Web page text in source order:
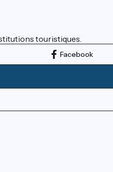
touristiques.
Facebook